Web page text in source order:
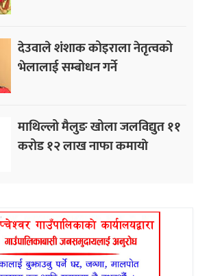
देउवाले शंशाक कोइराला नेतृत्वको
भेलालाई सम्बोधन गर्ने
माथिल्लो मैलुङ खोला जलविद्युत ११
करोड १२ लाख नाफा कमायाे